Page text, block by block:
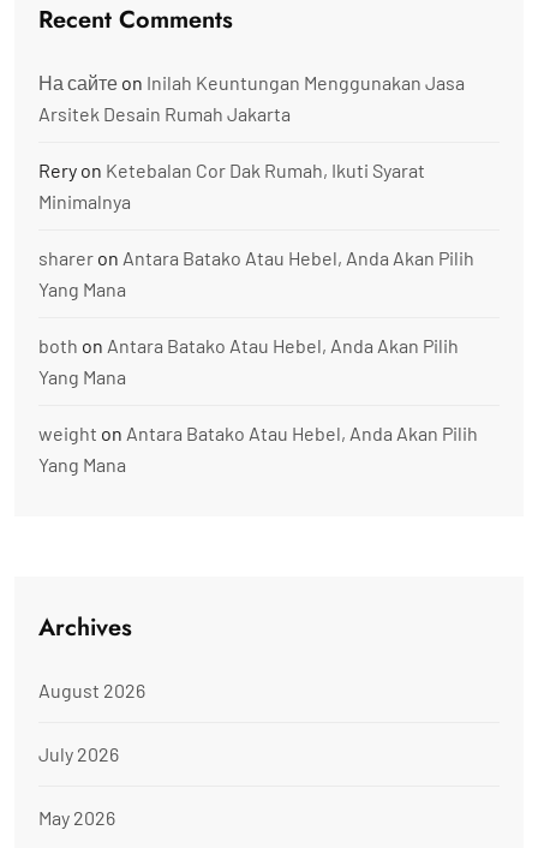
Recent Comments
На сайте on Inilah Keuntungan Menggunakan Jasa
Arsitek Desain Rumah Jakarta
Rery on Ketebalan Cor Dak Rumah, Ikuti Syarat
Minimalnya
sharer on Antara Batako Atau Hebel, Anda Akan Pilih
Yang Mana
both on Antara Batako Atau Hebel, Anda Akan Pilih
Yang Mana
weight on Antara Batako Atau Hebel, Anda Akan Pilih
Yang Mana
Archives
August 2026
July 2026
May 2026